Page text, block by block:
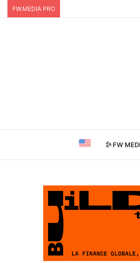
FW.MEDIA PRO
FW